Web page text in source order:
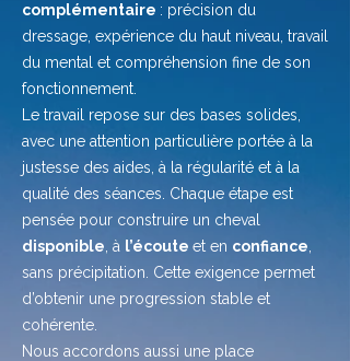
complémentaire : précision du
dressage, expérience du haut niveau, travail
du mental et compréhension fine de son
fonctionnement.
Le travail repose sur des bases solides,
avec une attention particulière portée à la
justesse des aides, à la régularité et à la
qualité des séances. Chaque étape est
pensée pour construire un cheval
disponible , à l’écoute et en confiance
sans précipitation. Cette exigence permet
d’obtenir une progression stable et
cohérente.
Nous accordons aussi une place